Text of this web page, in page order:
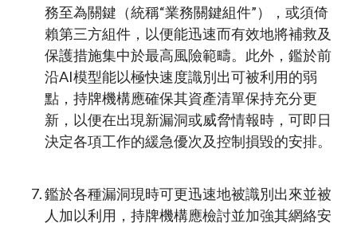
務至為關鍵（統稱“業務關鍵組件”），或須倚
賴第三方組件，以便能迅速而有效地將補救及
保護措施集中於最高風險範疇。此外，鑑於前
沿AI模型能以極快速度識別出可被利用的弱
點，持牌機構應確保其資產清單保持充分更
新，以便在出現新漏洞或威脅情報時，可即日
決定各項工作的緩急優次及控制損毀的安排。
鑑於各種漏洞現時可更迅速地被識別出來並被
人加以利用，持牌機構應檢討並加強其網絡安